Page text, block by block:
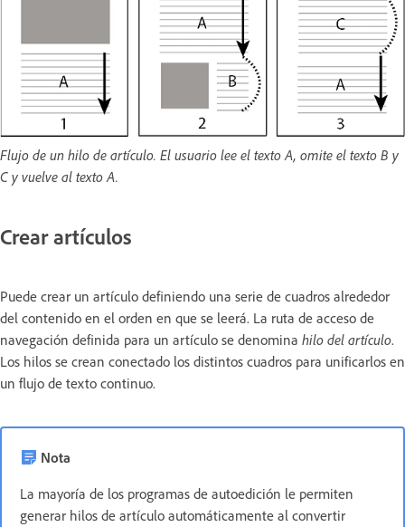
Flujo de un hilo de artículo. El usuario lee el texto A, omite el texto B y
C y vuelve al texto A.
Crear artículos
Puede crear un artículo definiendo una serie de cuadros alrededor
del contenido en el orden en que se leerá. La ruta de acceso de
navegación definida para un artículo se denomina hilo del artículo.
Los hilos se crean conectado los distintos cuadros para unificarlos en
un flujo de texto continuo.
Nota
La mayoría de los programas de autoedición le permiten
generar hilos de artículo automáticamente al convertir